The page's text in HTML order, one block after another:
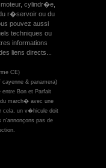
cylindr�e,
r�servoir ou du
pouvez aussi
techniques ou
informations
liens directs...
CE)
& panamera)
Bon et Parfait
march� avec une
cela, un v�hicule doit
n'annonçons pas de